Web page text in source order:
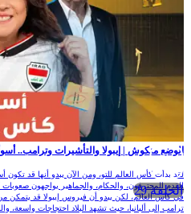
الحلقة 29
الوضع منكوش | إيبولا والتأشيرات وترامب..
لقد بدأت كأس العالم للتو، ومن الآن يبدو أنها قد تكون
القدم المحترفون، والحكام، والجماهير يواجهون
في كأس العالم، لكن يبدو أن فيروس إيبولا قد يتمكن
ترامب إلى ألبانيا، حيث تشهد البلاد احتجاجات واسعة،